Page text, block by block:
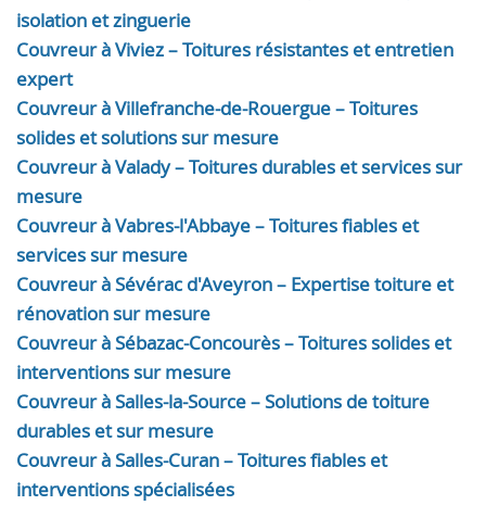
isolation et zinguerie
Couvreur à Viviez – Toitures résistantes et entretien
expert
Couvreur à Villefranche-de-Rouergue – Toitures
solides et solutions sur mesure
Couvreur à Valady – Toitures durables et services sur
mesure
Couvreur à Vabres-l'Abbaye – Toitures fiables et
services sur mesure
Couvreur à Sévérac d'Aveyron – Expertise toiture et
rénovation sur mesure
Couvreur à Sébazac-Concourès – Toitures solides et
interventions sur mesure
Couvreur à Salles-la-Source – Solutions de toiture
durables et sur mesure
Couvreur à Salles-Curan – Toitures fiables et
interventions spécialisées